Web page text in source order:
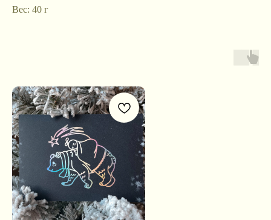
Вес: 40 г